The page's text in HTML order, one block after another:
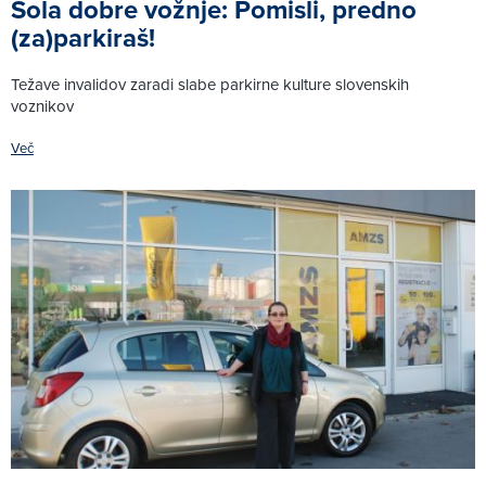
Šola dobre vožnje: Pomisli, predno
(za)parkiraš!
Težave invalidov zaradi slabe parkirne kulture slovenskih
voznikov
Več